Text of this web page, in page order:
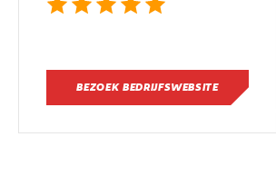
BEZOEK BEDRIJFSWEBSITE